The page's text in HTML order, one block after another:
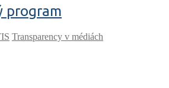
program
Transparency v médiách